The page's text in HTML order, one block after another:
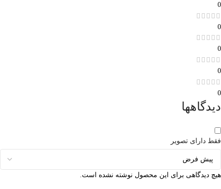
0
0
0
0
0
دیدگاهها
فقط دارای تصویر
هیچ دیدگاهی برای این محصول نوشته نشده است.